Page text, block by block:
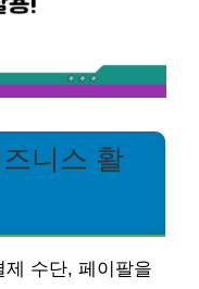
니스 활
수단, 페이팔을